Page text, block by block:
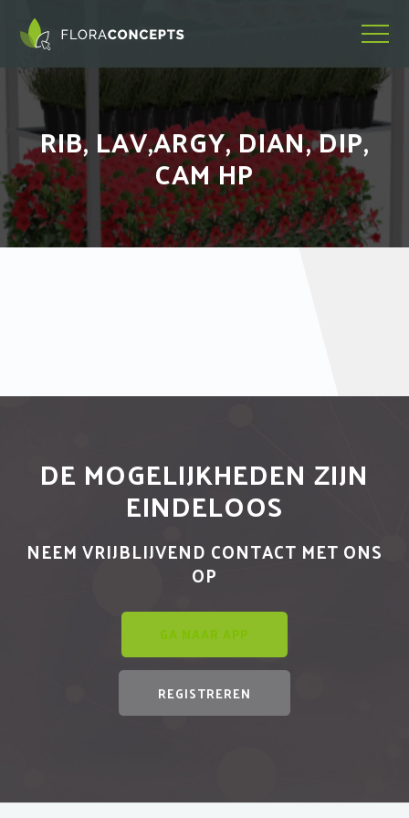
RIB, LAV,ARGY, DIAN, DIP,
CAM HP
DE MOGELIJKHEDEN ZIJN
EINDELOOS
NEEM VRIJBLIJVEND CONTACT MET ONS
OP
GA NAAR APP
REGISTREREN